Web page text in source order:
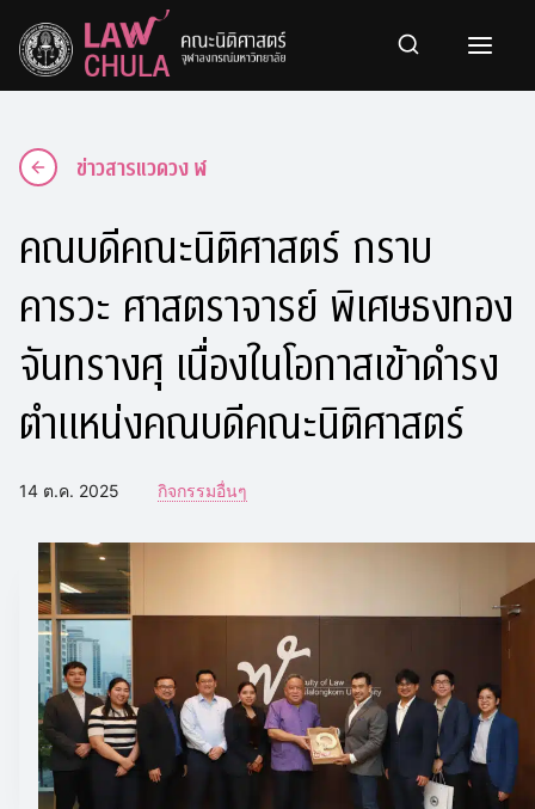
content
ข่าวสารแวดวง ฬ
คณบดีคณะนิติศาสตร์ กราบ
คารวะ ศาสตราจารย์ พิเศษธงทอง
จันทรางศุ เนื่องในโอกาสเข้าดำรง
ตำแหน่งคณบดีคณะนิติศาสตร์
14 ต.ค. 2025 กิจกรรมอื่นๆ